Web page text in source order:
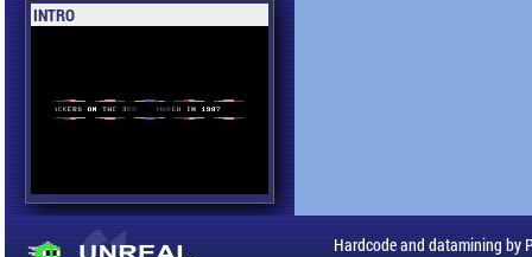
INTRO
Hardcode and datamining by